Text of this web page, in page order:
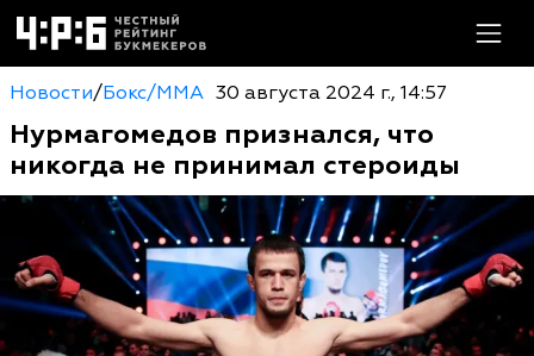
Новости/Бокс/MMA 30 августа 2024 г., 14:57
Нурмагомедов признался, что
никогда не принимал стероиды